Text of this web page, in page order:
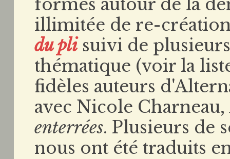
formes autour de la
illimitée de re-
du pli suivi de
thématique (voir la
fidèles auteurs
avec Nicole Charneau,
enterrées. Plusieurs de
nous ont été traduits